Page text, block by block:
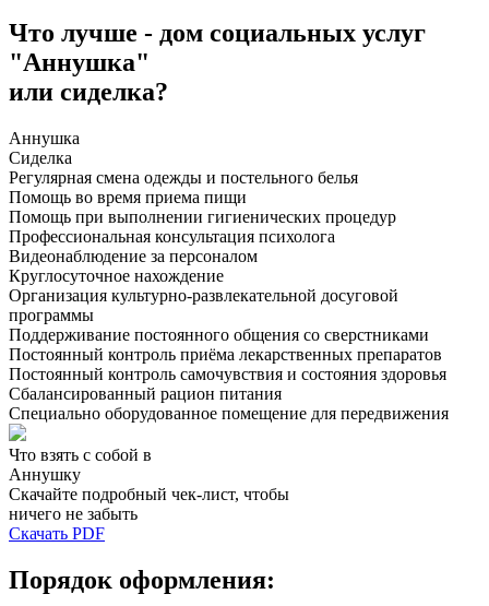
Что лучше - дом социальных услуг
"Аннушка"
или сиделка?
Аннушка
Сиделка
Регулярная смена одежды и постельного белья
Помощь во время приема пищи
Помощь при выполнении гигиенических процедур
Профессиональная консультация психолога
Видеонаблюдение за персоналом
Круглосуточное нахождение
Организация культурно-развлекательной досуговой
программы
Поддерживание постоянного общения со сверстниками
Постоянный контроль приёма лекарственных препаратов
Постоянный контроль самочувствия и состояния здоровья
Сбалансированный рацион питания
Специально оборудованное помещение для передвижения
Что взять с собой в
Аннушку
Скачайте подробный чек-лист, чтобы
ничего не забыть
Скачать PDF
Порядок оформления: